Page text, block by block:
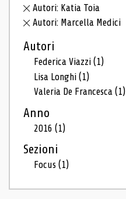
Autori: Katia Toia
Autori: Marcella Medici
Autori
Federica Viazzi(1)
Lisa Longhi(1)
Valeria De Francesca(1)
Anno
2016(1)
Sezioni
Focus(1)